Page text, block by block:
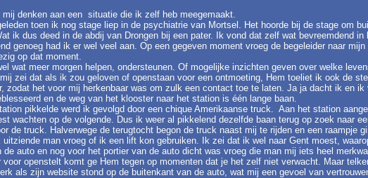
denken aan een situatie die ik zelf heb meegemaakt.
toen ik nog stage liep in de psychiatrie van Mortsel. Het hoorde bij de stage om
ik dus deed in de abdij van Drongen bij een pater. Ik vond dat zelf wat bevreemdend
genoeg had ik er wel veel aan. Op een gegeven moment vroeg de begeleider naar
op dat moment.
wat meer morgen helpen, ondersteunen. Of mogelijke inzichten geven over welke
zei dat als ik zou geloven of openstaan voor een ontmoeting, Hem toeliet ik ook de
zodat het voor mij herkenbaar was om zulk een contact toe te laten. Ja ja dacht ik en
en de weg van het klooster naar het station is één lange baan.
pikkelde werd ik gevolgd door een chique Amerikaanse truck. Aan het station
wachten op de volgende. Dus ik weer al pikkelend dezelfde baan terug op zoek naar
de truck. Halverwege de terugtocht begon de truck naast mij te rijden en een raampje
man vroeg of ik een lift kon gebruiken. Ik zei dat ik wel naar Gent moest,
auto en nog voor het portier van de auto dicht was vroeg die man mij iets heel
openstelt komt ge Hem tegen op momenten dat je het zelf niet verwacht. Maar
als zijn website stond op de buitenkant van de auto, wat mij een gevoel van